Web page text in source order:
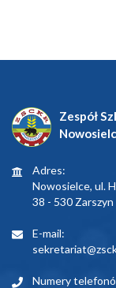
Zespół
Adres:
Nowosielce, ul.
38 - 530 Zarszyn
E-mail:
Numery